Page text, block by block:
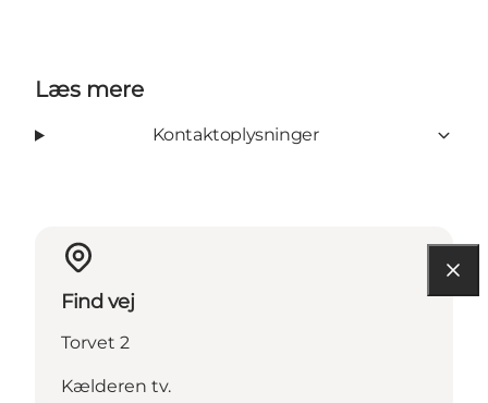
Læs mere
Kontaktoplysninger
Find vej
Torvet 2
Kælderen tv.